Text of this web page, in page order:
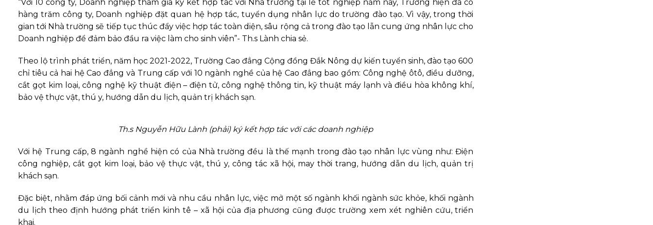
“Với 10 công ty, Doanh nghiệp tham gia ký kết hợp tác với Nhà trường tại lễ tốt nghiệp năm nay, Trường hiện đã có
hàng trăm công ty, Doanh nghiệp đặt quan hệ hợp tác, tuyển dụng nhân lực do trường đào tạo. Vì vậy, trong thời
gian tới Nhà trường sẽ tiếp tục thúc đẩy việc hợp tác toàn diện, sâu rộng cả trong đào tạo lẫn cung ứng nhân lực cho
Doanh nghiệp để đảm bảo đầu ra việc làm cho sinh viên”- Th.s Lành chia sẻ.
Theo lộ trình phát triển, năm học 2021-2022, Trường Cao đẳng Cộng đồng Đắk Nông dự kiến tuyển sinh, đào tạo 600
chỉ tiêu cả hai hệ Cao đẳng và Trung cấp với 10 ngành nghề của hệ Cao đẳng bao gồm: Công nghệ ôtô, điều dưỡng,
cắt gọt kim loại, công nghệ kỹ thuật điện – điện tử, công nghệ thông tin, kỹ thuật máy lạnh và điều hòa không khí,
bảo vệ thực vật, thú y, hướng dẫn du lịch, quản trị khách sạn.
Th.s Nguyễn Hữu Lành (phải) ký kết hợp tác với các doanh nghiệp
Với hệ Trung cấp, 8 ngành nghề hiện có của Nhà trường đều là thế mạnh trong đào tạo nhân lực vùng như: Điện
công nghiệp, cắt gọt kim loại, bảo vệ thực vật, thú y, công tác xã hội, may thời trang, hướng dẫn du lịch, quản trị
khách sạn.
Đặc biệt, nhằm đáp ứng bối cảnh mới và nhu cầu nhân lực, việc mở một số ngành khối ngành sức khỏe, khối ngành
du lịch theo định hướng phát triển kinh tê – xã hội của địa phương cũng được trường xem xét nghiên cứu, triển
khai.